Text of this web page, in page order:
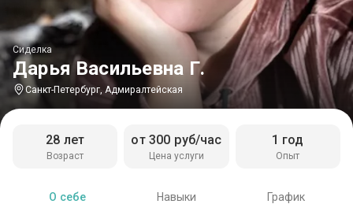
Дарья Васильевна Г.
Сиделка
Санкт-Петербург, Адмиралтейская
Возраст
28 лет
Цена услуги
от 300 руб/час
Опыт
1 год
О себе Навыки График